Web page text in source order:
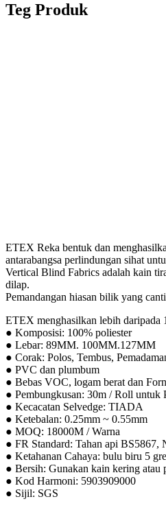
Teg Produk
ETEX Reka bentuk dan
antarabangsa perlindungan sihat
Vertical Blind Fabrics adalah kain
dilap.
Pemandangan hiasan bilik yang
ETEX menghasilkan lebih daripada
● Komposisi: 100% poliester
● Lebar: 89MM. 100MM.127MM
● Corak: Polos, Tembus,
● PVC dan plumbum
● Bebas VOC, logam berat dan
● Pembungkusan: 30m / Roll untuk
● Kecacatan Selvedge: TIADA
● Ketebalan: 0.25mm ~ 0.55mm
● MOQ: 18000M / Warna
● FR Standard: Tahan api BS5867,
● Ketahanan Cahaya: bulu biru 5
● Bersih: Gunakan kain kering atau
● Kod Harmoni: 5903909000
● Sijil: SGS